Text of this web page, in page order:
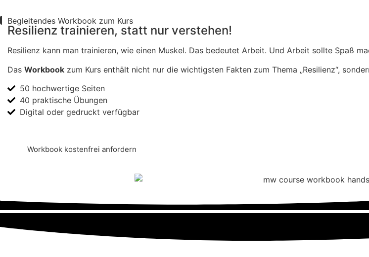
Begleitendes Workbook zum Kurs
Resilienz trainieren, statt nur verstehen!
Resilienz kann man trainieren, wie einen Muskel. Das bedeutet Arbeit. Und Arbeit sollte Spaß
Das Workbookzum Kurs enthält nicht nur die wichtigsten Fakten zum Thema „Resilienz“,
50 hochwertige Seiten
40 praktische Übungen
Digital oder gedruckt verfügbar
Workbook kostenfrei anfordern